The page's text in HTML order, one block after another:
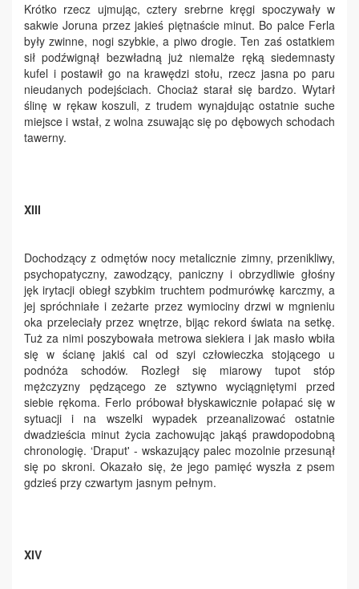
Krótko rzecz ujmując, cztery srebrne kręgi spoczywały w
sakwie Joruna przez jakieś piętnaście minut. Bo palce Ferla
były zwinne, nogi szybkie, a piwo drogie. Ten zaś ostatkiem
sił podźwignął bezwładną już niemalże ręką siedemnasty
kufel i postawił go na krawędzi stołu, rzecz jasna po paru
nieudanych podejściach. Chociaż starał się bardzo. Wytarł
ślinę w rękaw koszuli, z trudem wynajdując ostatnie suche
miejsce i wstał, z wolna zsuwając się po dębowych schodach
tawerny.
XIII
Dochodzący z odmętów nocy metalicznie zimny, przenikliwy,
psychopatyczny, zawodzący, paniczny i obrzydliwie głośny
jęk irytacji obiegł szybkim truchtem podmurówkę karczmy, a
jej spróchniałe i zeżarte przez wymiociny drzwi w mgnieniu
oka przeleciały przez wnętrze, bijąc rekord świata na setkę.
Tuż za nimi poszybowała metrowa siekiera i jak masło wbiła
się w ścianę jakiś cal od szyi człowieczka stojącego u
podnóża schodów. Rozległ się miarowy tupot stóp
mężczyzny pędzącego ze sztywno wyciągniętymi przed
siebie rękoma. Ferlo próbował błyskawicznie połapać się w
sytuacji i na wszelki wypadek przeanalizować ostatnie
dwadzieścia minut życia zachowując jakąś prawdopodobną
chronologię. ‘Draput' - wskazujący palec mozolnie przesunął
się po skroni. Okazało się, że jego pamięć wyszła z psem
gdzieś przy czwartym jasnym pełnym.
XIV